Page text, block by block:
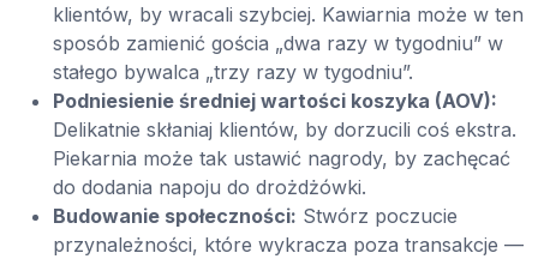
klientów, by wracali szybciej. Kawiarnia może w ten
sposób zamienić gościa „dwa razy w tygodniu” w
stałego bywalca „trzy razy w tygodniu”.
Podniesienie średniej wartości koszyka (AOV):
Delikatnie skłaniaj klientów, by dorzucili coś ekstra.
Piekarnia może tak ustawić nagrody, by zachęcać
do dodania napoju do drożdżówki.
Budowanie społeczności: Stwórz poczucie
przynależności, które wykracza poza transakcje —